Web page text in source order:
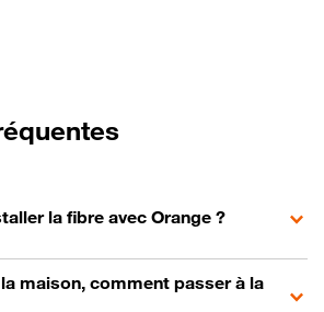
la fibre avec Orange ?
la maison, comment passer à la